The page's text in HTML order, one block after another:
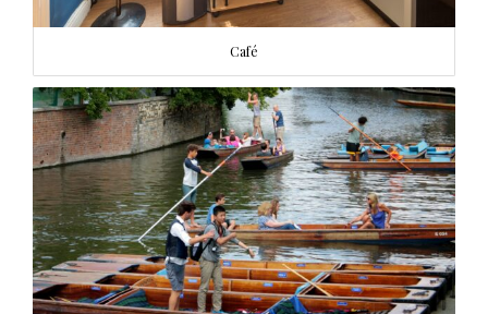
Café